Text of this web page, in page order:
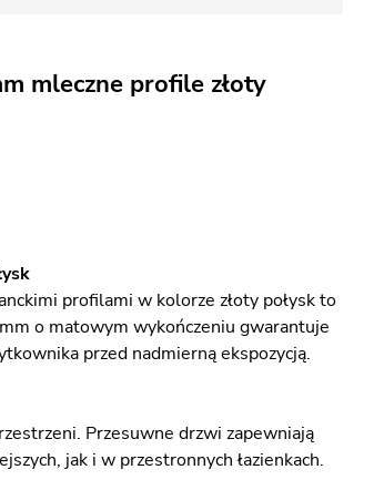
mleczne profile złoty
profilami w kolorze złoty połysk to
o matowym wykończeniu gwarantuje
przed nadmierną ekspozycją.
Przesuwne drzwi zapewniają
jak i w przestronnych łazienkach.